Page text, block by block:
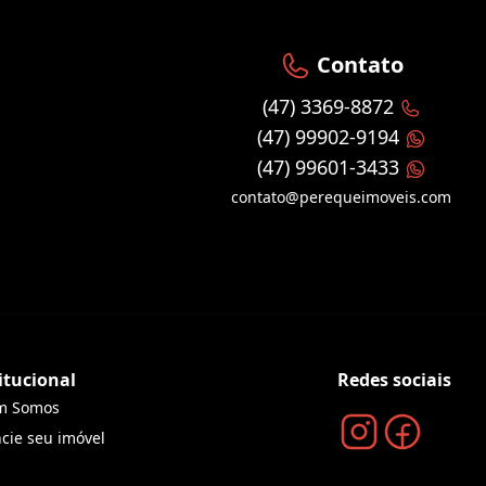
Contato
(47) 3369-8872
(47) 99902-9194
(47) 99601-3433
contato@perequeimoveis.com
Somos
seu imóvel
Redes sociais